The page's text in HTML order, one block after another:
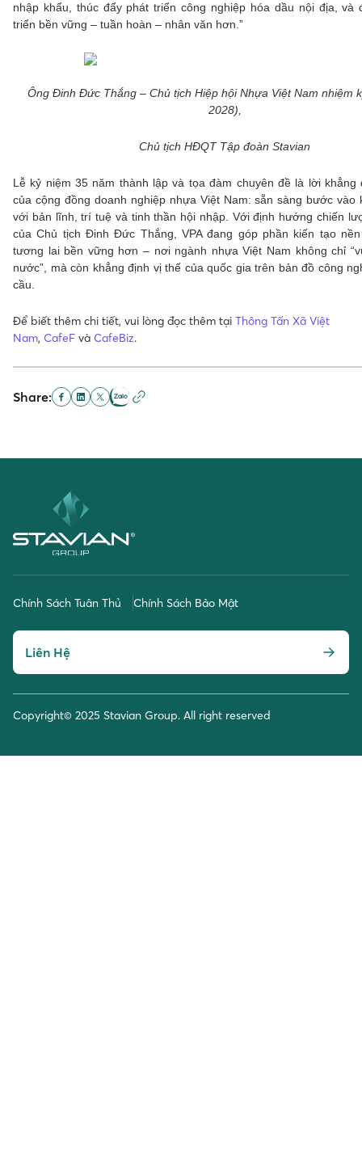
nhập khẩu, thúc đẩy phát triển công nghiệp hóa dầu nội địa, và
triển bền vững – tuần hoàn – nhân văn hơn.”
Ông Đinh Đức Thắng – Chủ tịch Hiệp hội Nhựa Việt Nam nhiệm
2028),
Chủ tịch HĐQT Tập đoàn Stavian
Lễ kỷ niệm 35 năm thành lập và tọa đàm chuyên đề là lời khẳng
của cộng đồng doanh nghiệp nhựa Việt Nam: sẵn sàng bước vào
với bản lĩnh, trí tuệ và tinh thần hội nhập. Với định hướng chiến
của Chủ tịch Đinh Đức Thắng, VPA đang góp phần kiến tạo
tương lai bền vững hơn – nơi ngành nhựa Việt Nam không chỉ
nước”, mà còn khẳng định vị thế của quốc gia trên bản đồ công
cầu.
Để biết thêm chi tiết, vui lòng đọc thêm tại Thông Tấn Xã Việt
Nam, CafeF và CafeBiz.
Share:
Chính Sách Tuân Thủ Chính Sách Bảo Mật
Liên Hệ
Copyright© 2025 Stavian Group. All right reserved